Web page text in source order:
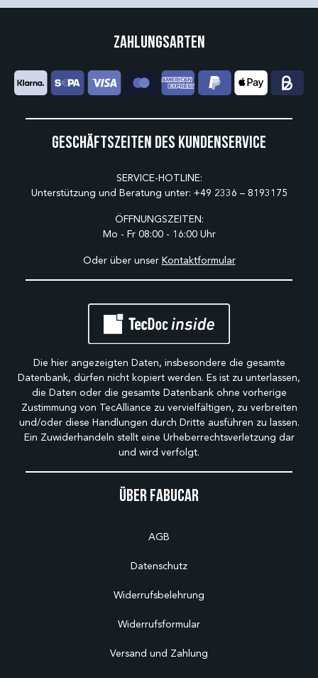
Über Fabucar
AGB
Datenschutz
Widerrufsbelehrung
Widerrufsformular
Versand und Zahlung
Geschäftszeiten des Kundenservice
SERVICE-HOTLINE:
Unterstützung und Beratung unter: +49 2336 – 8193175
ÖFFNUNGSZEITEN:
Mo - Fr 08:00 - 16:00 Uhr
Oder über unser Kontaktformular
Zahlungsarten
Die hier angezeigten Daten, insbesondere die gesamte
Datenbank, dürfen nicht kopiert werden. Es ist zu unterlassen,
die Daten oder die gesamte Datenbank ohne vorherige
Zustimmung von TecAlliance zu vervielfältigen, zu verbreiten
und/oder diese Handlungen durch Dritte ausführen zu lassen.
Ein Zuwiderhandeln stellt eine Urheberrechtsverletzung dar
und wird verfolgt.